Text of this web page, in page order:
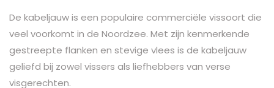
De kabeljauw is een populaire commerciële vissoort die
veel voorkomt in de Noordzee. Met zijn kenmerkende
gestreepte flanken en stevige vlees is de kabeljauw
geliefd bij zowel vissers als liefhebbers van verse
visgerechten.